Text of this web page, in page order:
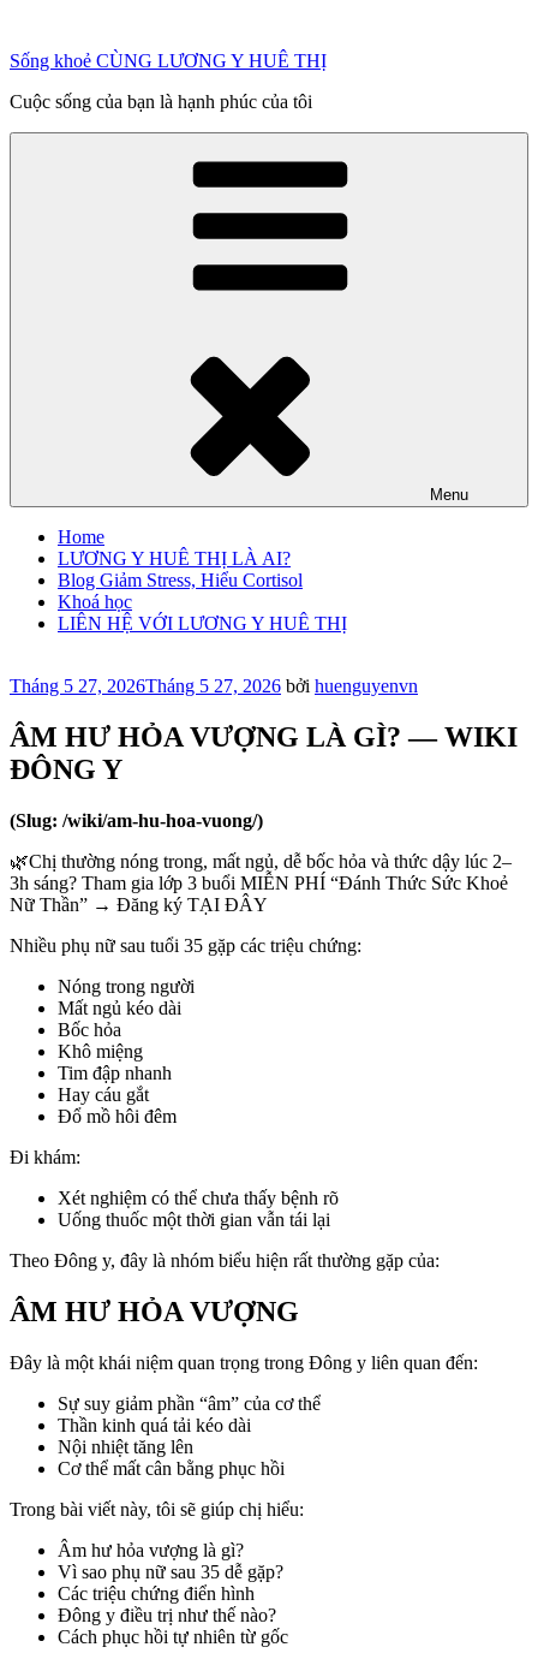
phần
dung
Sống khoẻ CÙNG LƯƠNG Y HUÊ THỊ
Cuộc sống của bạn là hạnh phúc của tôi
Menu
Home
LƯƠNG Y HUÊ THỊ LÀ AI?
Blog Giảm Stress, Hiểu Cortisol
Khoá học
LIÊN HỆ VỚI LƯƠNG Y HUÊ THỊ
Đăng
Tháng 5 27, 2026Tháng 5 27, 2026 bởi huenguyenvn
ÂM HƯ HỎA VƯỢNG LÀ GÌ? — WIKI
ĐÔNG Y
(Slug: /wiki/am-hu-hoa-vuong/)
🌿Chị thường nóng trong, mất ngủ, dễ bốc hỏa và thức dậy lúc 2–
3h sáng? Tham gia lớp 3 buổi MIỄN PHÍ “Đánh Thức Sức Khoẻ
Nữ Thần” → Đăng ký TẠI ĐÂY
Nhiều phụ nữ sau tuổi 35 gặp các triệu chứng:
Nóng trong người
Mất ngủ kéo dài
Bốc hỏa
Khô miệng
Tim đập nhanh
Hay cáu gắt
Đổ mồ hôi đêm
Đi khám:
Xét nghiệm có thể chưa thấy bệnh rõ
Uống thuốc một thời gian vẫn tái lại
Theo Đông y, đây là nhóm biểu hiện rất thường gặp của:
ÂM HƯ HỎA VƯỢNG
Đây là một khái niệm quan trọng trong Đông y liên quan đến:
Sự suy giảm phần “âm” của cơ thể
Thần kinh quá tải kéo dài
Nội nhiệt tăng lên
Cơ thể mất cân bằng phục hồi
Trong bài viết này, tôi sẽ giúp chị hiểu:
Âm hư hỏa vượng là gì?
Vì sao phụ nữ sau 35 dễ gặp?
Các triệu chứng điển hình
Đông y điều trị như thế nào?
Cách phục hồi tự nhiên từ gốc